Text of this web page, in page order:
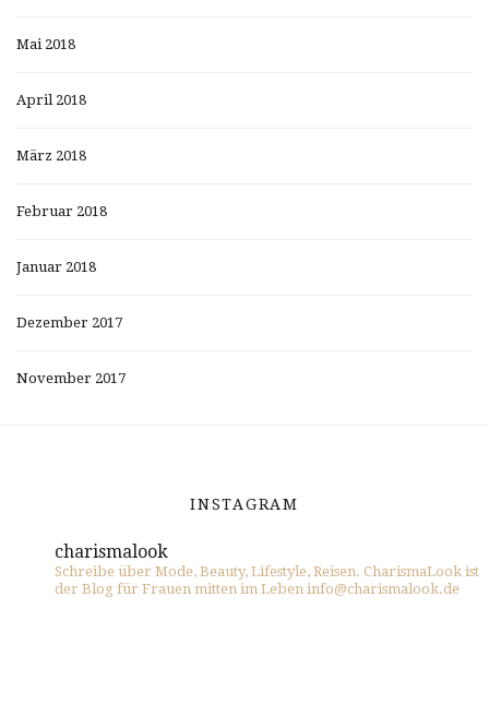
Mai 2018
April 2018
März 2018
Februar 2018
Januar 2018
Dezember 2017
November 2017
INSTAGRAM
charismalook
Schreibe über Mode, Beauty, Lifestyle, Reisen. CharismaLook ist
der Blog für Frauen mitten im Leben info@charismalook.de